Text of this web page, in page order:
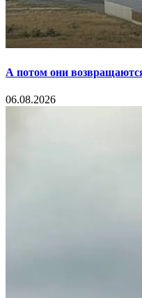
А потом они
06.08.2026